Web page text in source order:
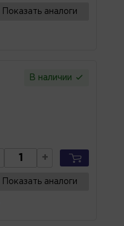
Показать аналоги
В наличии
+
Показать аналоги